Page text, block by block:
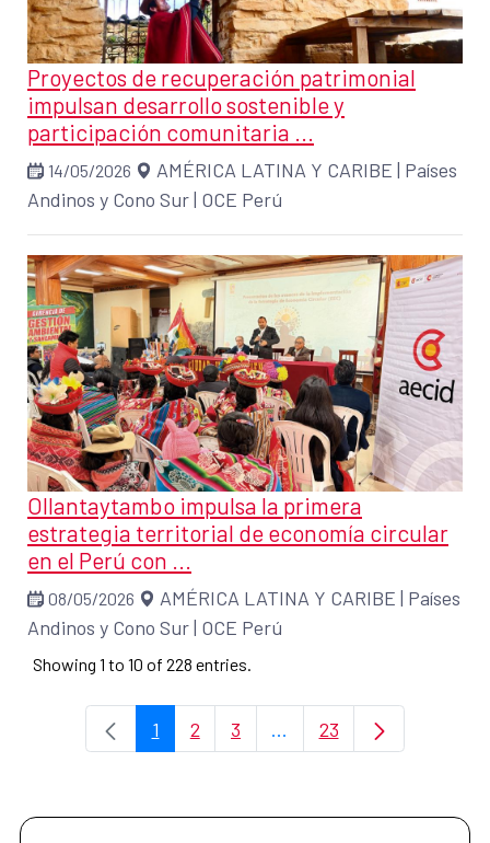
Proyectos de recuperación patrimonial
impulsan desarrollo sostenible y
participación comunitaria ...
14/05/2026 AMÉRICA LATINA Y CARIBE | Países
Andinos y Cono Sur| OCE Perú
Ollantaytambo impulsa la primera
estrategia territorial de economía circular
en el Perú con ...
08/05/2026 AMÉRICA LATINA Y CARIBE | Países
Andinos y Cono Sur| OCE Perú
Showing 1 to 10 of 228 entries.
Page
1 Page
2 Page
3 ...Intermediate Pages Use
Page
23